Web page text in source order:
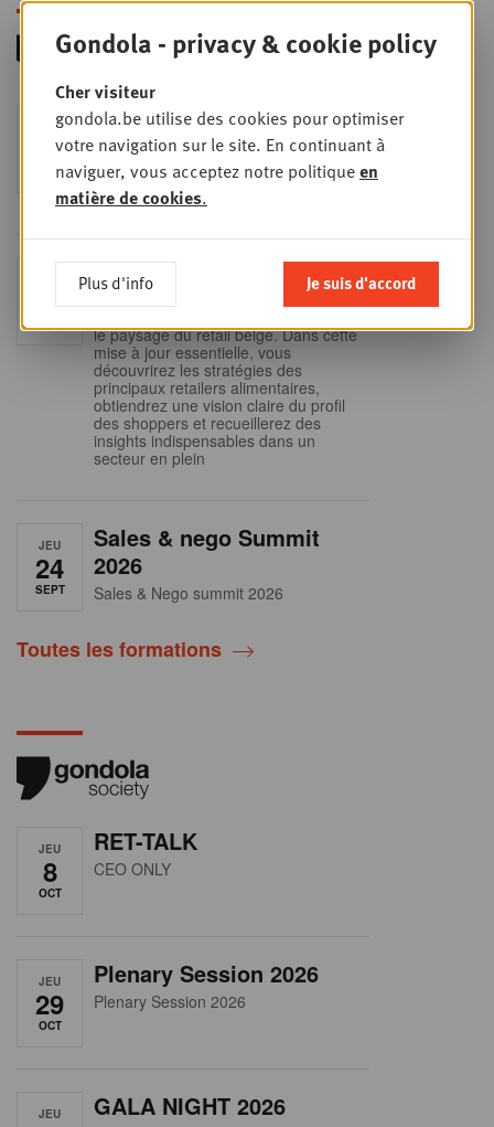
MER
9
SEPT
Foodservice - Joint
business planning
Intro to Negotiation: Succes aan de
onderhandelingstafel is geen toeval!
15
Into Retail - Sold out
Ne manquez pas cette occasion
le paysage du retail belge. Dans cette
mise à jour essentielle, vous
découvrirez les stratégies des
principaux retailers alimentaires,
obtiendrez une vision claire du profil
des shoppers et recueillerez des
insights indispensables dans un
secteur en plein
JEU
24
SEPT
Sales & nego Summit
2026
Sales & Nego summit 2026
Toutes les formations
JEU
8
OCT
RET-TALK
CEO ONLY
JEU
29
OCT
Plenary Session 2026
Plenary Session 2026
JEU GALA NIGHT 2026
Gondola - privacy & cookie policy
Cher visiteur
gondola.be utilise des cookies pour optimiser
votre navigation sur le site. En continuant à
naviguer, vous acceptez notre politiqueen
matière de cookies.
Plus d'info Je suis d'accord